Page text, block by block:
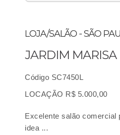
LOJA/SALÃO - SÃO
JARDIM MARISA
Código SC7450L
LOCAÇÃO R$ 5.000,00
Excelente salão comercial
idea ...